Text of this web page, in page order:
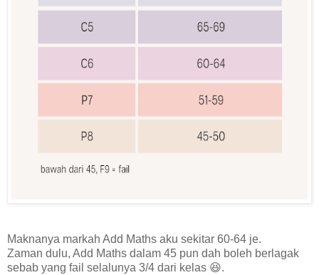
Maknanya markah Add Maths aku sekitar 60-64 je.
Zaman dulu, Add Maths dalam 45 pun dah boleh berlagak
sebab yang fail selalunya 3/4 dari kelas 😆.